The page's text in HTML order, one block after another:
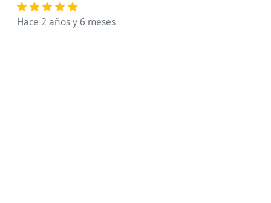
Hace 2 años y 6 meses